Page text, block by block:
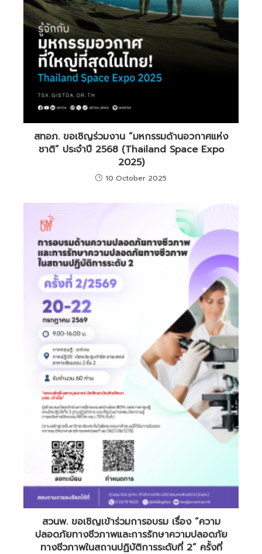
สทอภ. ขอเชิญร่วมงาน “มหกรรมด้านอวกาศแห่ง
ชาติ” ประจำปี 2568 (Thailand Space Expo
2025)
10 October 2025
สวนพ. ขอเชิญเข้าร่วมการอบรม เรื่อง “ความ
ปลอดภัยทางชีวภาพและการรักษาความปลอดภัย
ทางชีวภาพในสถานปฏิบัติการระดับที่ 2” ครั้งที่